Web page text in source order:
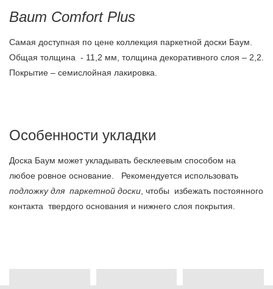
Baum Comfort Plus
Самая доступная по цене коллекция паркетной доски Баум.
Общая толщина - 11,2 мм, толщина декоративного слоя – 2,2.
Покрытие – семислойная лакировка.
Особенности укладки
Доска Баум может укладывать бесклеевым способом на
любое ровное основание. Рекомендуется использовать
подложку для паркетной доски , чтобы избежать постоянного
контакта твердого основания и нижнего слоя покрытия.